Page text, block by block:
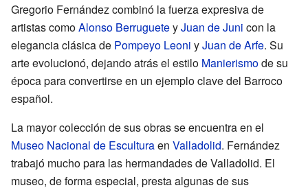
Gregorio Fernández combinó la fuerza expresiva de
artistas comoAlonso BerrugueteyJuan de Juni con la
elegancia clásica de Pompeyo Leoni yJuan de Arfe. Su
arte evolucionó, dejando atrás el estilo Manierismode su
época para convertirse en un ejemplo clave del Barroco
español.
La mayor colección de sus obras se encuentra en el
Museo Nacional de Esculturaen Valladolid. Fernández
trabajó mucho para las hermandades de Valladolid. El
museo, de forma especial, presta algunas de sus